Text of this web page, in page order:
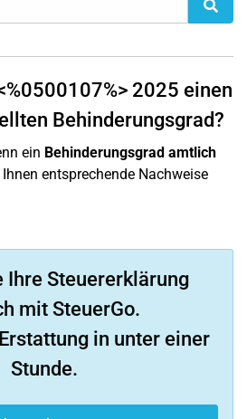
2025 einen
Behinderungsgrad?
ein Behinderungsgrad amtlich
entsprechende Nachweise
Ihre Steuererklärung
mit SteuerGo.
in unter einer
Stunde.